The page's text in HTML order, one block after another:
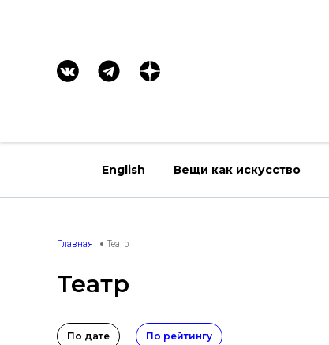
English Вещи как искусство
Главная Театр
Театр
По дате По рейтингу